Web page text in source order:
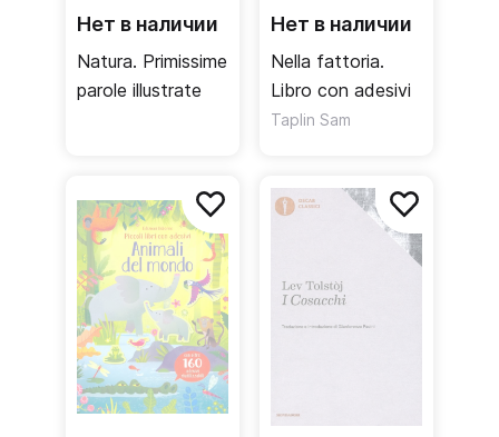
Нет в наличии
Natura. Primissime
parole illustrate
Нет в наличии
Nella fattoria.
Libro con adesivi
Taplin Sam